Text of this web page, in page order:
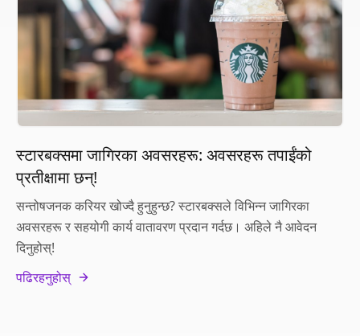
स्टारबक्समा जागिरका अवसरहरू: अवसरहरू तपाईंको
प्रतीक्षामा छन्!
सन्तोषजनक करियर खोज्दै हुनुहुन्छ? स्टारबक्सले विभिन्न जागिरका
अवसरहरू र सहयोगी कार्य वातावरण प्रदान गर्दछ। अहिले नै आवेदन
दिनुहोस्!
पढिरहनुहोस्